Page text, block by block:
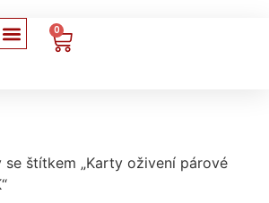
0
se štítkem „Karty oživení párové